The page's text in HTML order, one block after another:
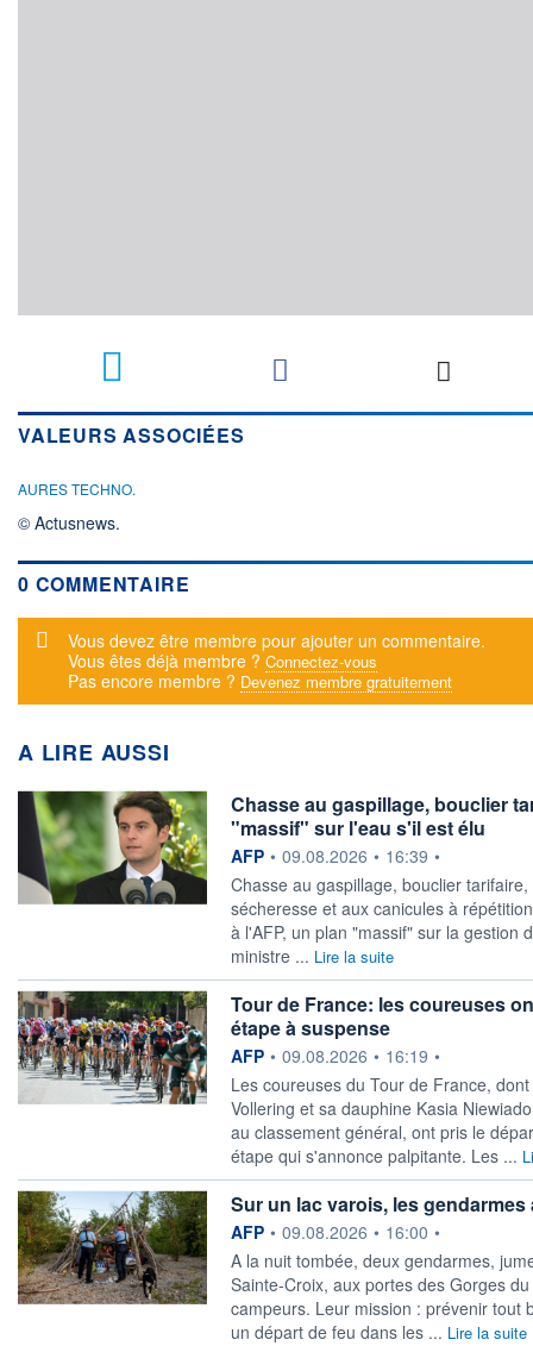
VALEURS ASSOCIÉES
AURES TECHNO.
© Actusnews.
0 COMMENTAIRE
Message d'alerte
Vous devez être membre pour ajouter un commentaire.
Vous êtes déjà membre ? Connectez-vous
Pas encore membre ? Devenez membre gratuitement
A LIRE AUSSI
Chasse au gaspillage, bouclier
"massif" sur l'eau s'il est élu
information fournie par
AFP • 09.08.2026 • 16:39 •
Chasse au gaspillage, bouclier
sécheresse et aux canicules à
à l'AFP, un plan "massif" sur la gestion
ministre ... Lire la suite
Tour de France: les coureuses
étape à suspense
information fournie par
AFP • 09.08.2026 • 16:19 •
Les coureuses du Tour de France,
Vollering et sa dauphine Kasia
au classement général, ont pris le
étape qui s'annonce palpitante. Les ...
Sur un lac varois, les
information fournie par
AFP • 09.08.2026 • 16:00 •
A la nuit tombée, deux gendarmes,
Sainte-Croix, aux portes des Gorges
campeurs. Leur mission : prévenir tout
un départ de feu dans les ... Lire la suite